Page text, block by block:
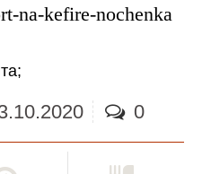
na-kefire-nochenka
;
0